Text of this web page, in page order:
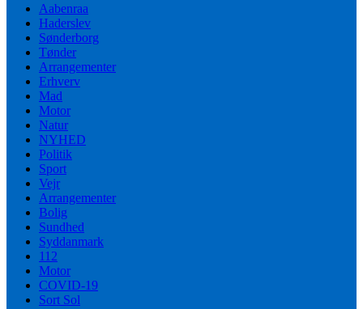
Aabenraa
Haderslev
Sønderborg
Tønder
Arrangementer
Erhverv
Mad
Motor
Natur
NYHED
Politik
Sport
Vejr
Arrangementer
Bolig
Sundhed
Syddanmark
112
Motor
COVID-19
Sort Sol